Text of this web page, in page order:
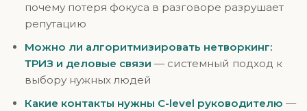
почему потеря фокуса в разговоре разрушает
репутацию
Можно ли алгоритмизировать нетворкинг:
ТРИЗ и деловые связи — системный подход к
выбору нужных людей
Какие контакты нужны C-level руководителю —